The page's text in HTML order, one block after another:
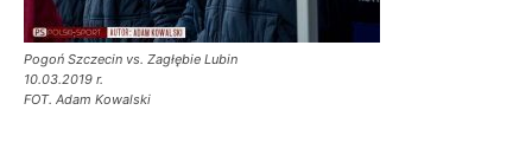
Pogoń Szczecin vs. Zagłębie Lubin
10.03.2019 r.
FOT. Adam Kowalski